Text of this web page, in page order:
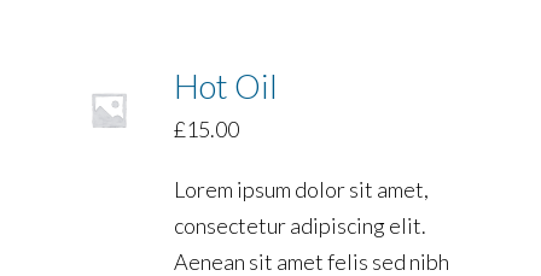
Hot Oil
£15.00
Lorem ipsum dolor sit amet,
consectetur adipiscing elit.
Aenean sit amet felis sed nibh